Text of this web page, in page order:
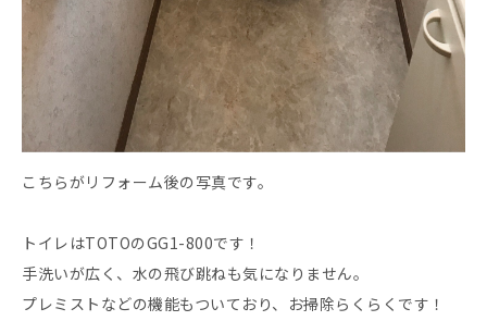
こちらがリフォーム後の写真です。
トイレはTOTOのGG1-800です！
手洗いが広く、水の飛び跳ねも気になりません。
プレミストなどの機能もついており、お掃除らくらくです！